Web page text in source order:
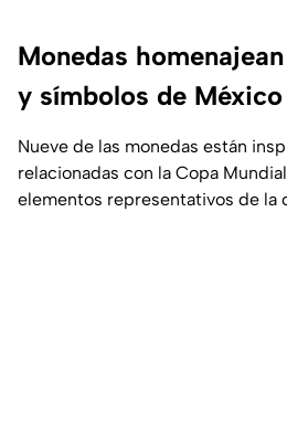
Monedas
y símbolos de México
Nueve de las monedas están
relacionadas con la Copa
elementos representativos de la